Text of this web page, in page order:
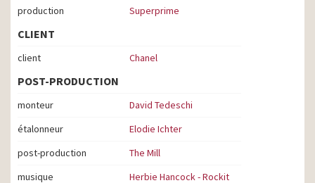
production Superprime
CLIENT
client Chanel
POST-PRODUCTION
monteur
David Tedeschi
étalonneur
Elodie Ichter
post-production
The Mill
musique
Herbie Hancock - Rockit